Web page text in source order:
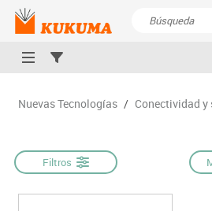
Nuevas Tecnologías / Conectividad y
Filtros